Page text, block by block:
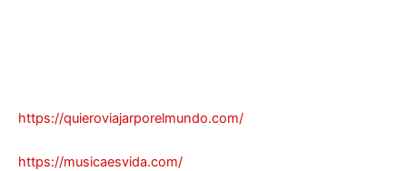
https://quieroviajarporelmundo.com/
https://musicaesvida.com/